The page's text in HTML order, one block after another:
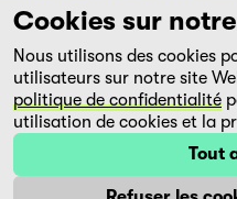
d'Afrique et d'Europe de
grâce à ses propres éditions
streaming filmingo.
Cookies sur
Nous utilisons des cookies
utilisateurs sur notre site
politique de confidentialité
utilisation de cookies et la
Tout